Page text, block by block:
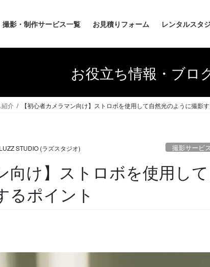
撮影・制作サービス一覧 お見積りフォーム レンタルスタ
お役立ち情報・ブロ
紹介 【初心者カメラマン向け】ストロボを使用して自然光のように撮影
LUZZ STUDIO (ラズスタジオ) 撮影サービ
向け】ストロボを使用し
るポイント